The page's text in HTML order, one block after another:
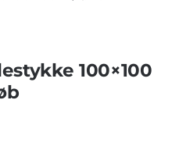
100×100